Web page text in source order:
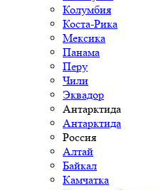
Колумбия
Коста-Рика
Мексика
Панама
Перу
Чили
Эквадор
Антарктида
Антарктида
Россия
Алтай
Байкал
Камчатка